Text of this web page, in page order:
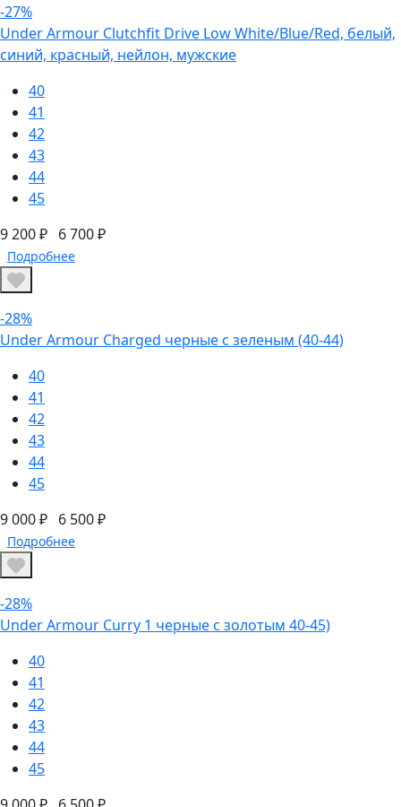
-27%
Under Armour Clutchfit Drive Low White/Blue/Red, белый,
синий, красный, нейлон, мужские
40
41
42
43
44
45
9 200 ₽ 6 700 ₽
Подробнее
-28%
Under Armour Charged черные с зеленым (40-44)
40
41
42
43
44
45
9 000 ₽ 6 500 ₽
Подробнее
-28%
Under Armour Curry 1 черные с золотым 40-45)
40
41
42
43
44
45